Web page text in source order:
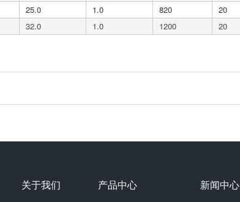
25.0 1.0 820 20
32.0 1.0 1200 20
关于我们 产品中心 新闻中心